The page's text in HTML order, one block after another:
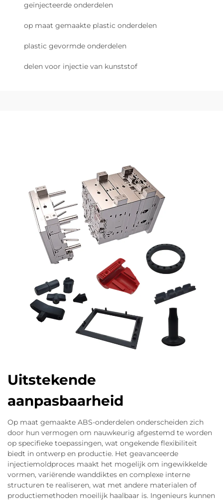
geïnjecteerde onderdelen
op maat gemaakte plastic onderdelen
plastic gevormde onderdelen
delen voor injectie van kunststof
Uitstekende
aanpasbaarheid
Op maat gemaakte ABS-onderdelen onderscheiden zich
door hun vermogen om nauwkeurig afgestemd te worden
op specifieke toepassingen, wat ongekende flexibiliteit
biedt in ontwerp en productie. Het geavanceerde
injectiemoldproces maakt het mogelijk om ingewikkelde
vormen, variërende wanddiktes en complexe interne
structuren te realiseren, wat met andere materialen of
productiemethoden moeilijk haalbaar is. Ingenieurs kunnen